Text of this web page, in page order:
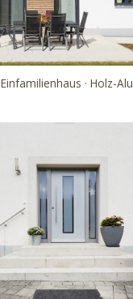
Einfamilienhaus · Holz-Alu